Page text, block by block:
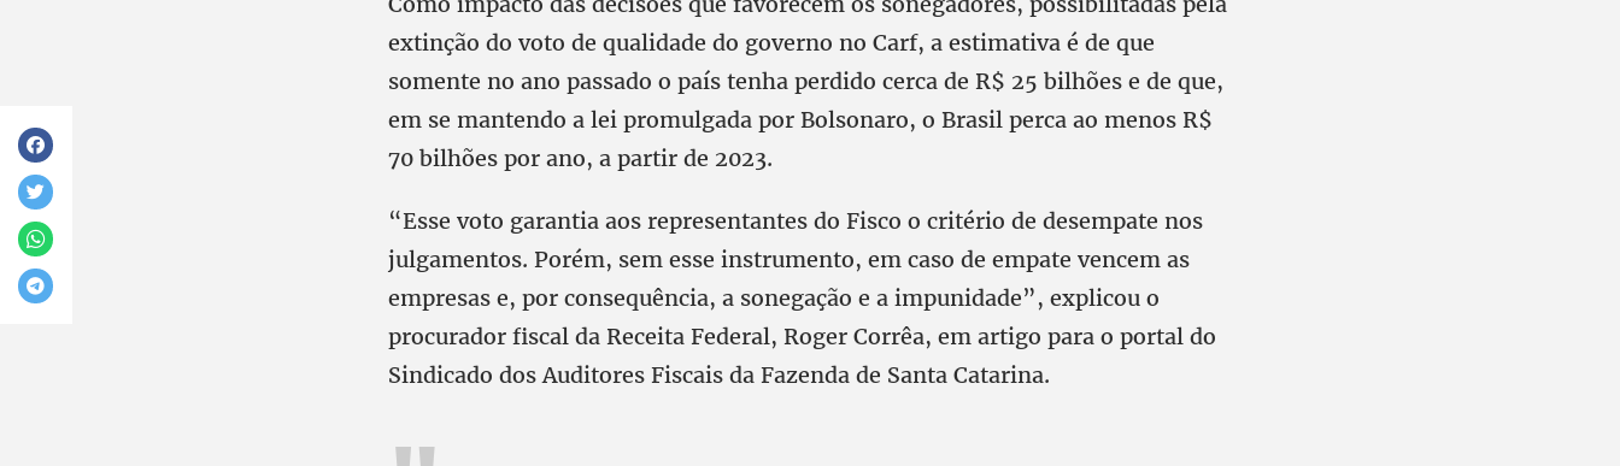
extinção do voto de qualidade do governo no Carf, a estimativa é de que
somente no ano passado o país tenha perdido cerca de R$ 25 bilhões e de que,
em se mantendo a lei promulgada por Bolsonaro, o Brasil perca ao menos R$
70 bilhões por ano, a partir de 2023.
“Esse voto garantia aos representantes do Fisco o critério de desempate nos
julgamentos. Porém, sem esse instrumento, em caso de empate vencem as
empresas e, por consequência, a sonegação e a impunidade”, explicou o
procurador fiscal da Receita Federal, Roger Corrêa, em artigo para o portal do
Sindicado dos Auditores Fiscais da Fazenda de Santa Catarina.